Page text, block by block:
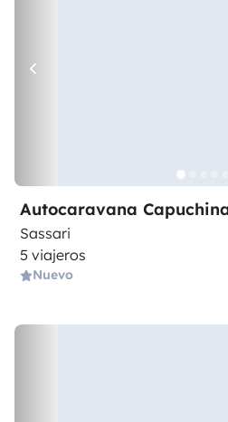
Autocaravana
Sassari
5 viajeros
Nuevo